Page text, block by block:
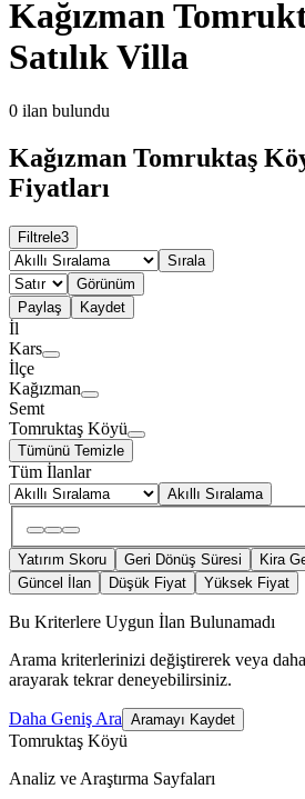
Kağızman
Satılık Villa
0 ilan bulundu
Kağızman Tomruktaş
Fiyatları
Filtrele3
Sırala
Görünüm
Paylaş
Kaydet
İl
Kars
İlçe
Kağızman
Semt
Tomruktaş Köyü
Tümünü Temizle
Tüm İlanlar
Akıllı Sıralama
Yatırım Skoru Geri Dönüş Süresi Kira
Güncel İlan
Düşük Fiyat Yüksek Fiyat
Bu Kriterlere Uygun İlan Bulunamadı
Arama kriterlerinizi değiştirerek veya
arayarak tekrar deneyebilirsiniz.
Daha Geniş Ara Aramayı Kaydet
Tomruktaş Köyü
Analiz ve Araştırma Sayfaları